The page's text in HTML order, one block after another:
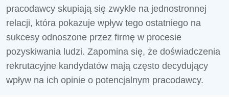
pracodawcy skupiają się zwykle na jednostronnej
relacji, która pokazuje wpływ tego ostatniego na
sukcesy odnoszone przez firmę w procesie
pozyskiwania ludzi. Zapomina się, że doświadczenia
rekrutacyjne kandydatów mają często decydujący
wpływ na ich opinie o potencjalnym pracodawcy.